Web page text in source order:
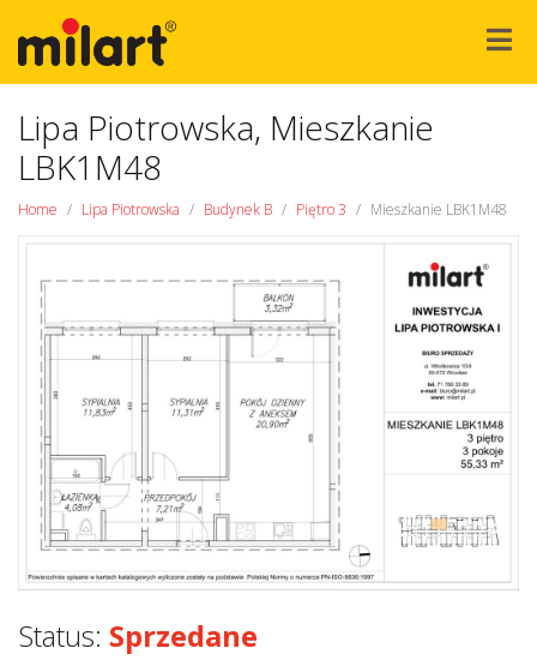
Lipa Piotrowska, Mieszkanie
LBK1M48
Home Lipa Piotrowska Budynek B Piętro 3 Mieszkanie LBK1M48
Status: Sprzedane